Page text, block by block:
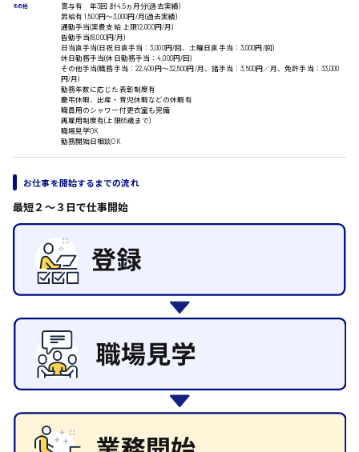
ラウンダー営業
ルート営業
その他の専門職
施設管理・整備
自動車整備士
安芸高田市
山県郡
安芸太田町
安芸郡
日給8000円～
日給9000円～
その他
賞与有 年3回 計4.5ヵ月分(過去実績)
昇給有 1,500円〜3,000円/月(過去実績)
通勤手当(実費支給 上限12,000円/月)
皆勤手当(8,000円/月)
日当直手当(日祝日直手当：3,000円/回、土曜日直手当：3,000円/回)
休日勤務手当(休日勤務手当：4,000円/回)
その他手当(職務手当：22,400円〜32,500円/月、諸手当：3,500円／月、免許手当：33,000
円/月)
勤務年数に応じた表彰制度有
慶弔休暇、出産・育児休暇などの休暇有
職員用のシャワー付更衣室も完備
再雇用制度有(上限65歳まで)
職場見学OK
勤務開始日相談OK
お仕事を開始するまでの流れ
最短２〜３日で仕事開始